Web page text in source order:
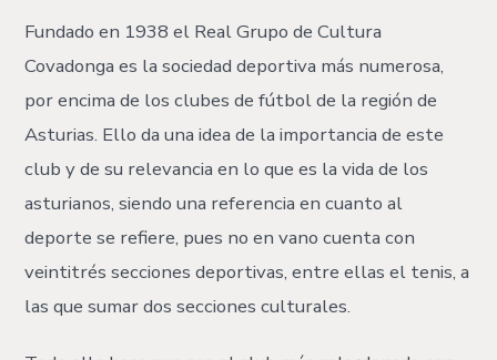
Fundado en 1938 el Real Grupo de Cultura
Covadonga es la sociedad deportiva más numerosa,
por encima de los clubes de fútbol de la región de
Asturias. Ello da una idea de la importancia de este
club y de su relevancia en lo que es la vida de los
asturianos, siendo una referencia en cuanto al
deporte se refiere, pues no en vano cuenta con
veintitrés secciones deportivas, entre ellas el tenis, a
las que sumar dos secciones culturales.